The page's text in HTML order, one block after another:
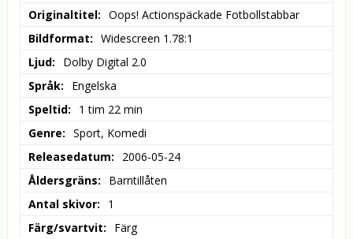
Originaltitel
Oops! Actionspäckade Fotbollstabbar
Bildformat
Widescreen 1.78:1
Ljud
Dolby Digital 2.0
Språk
Engelska
Speltid
1 tim 22 min
Genre
Sport, Komedi
Releasedatum
2006-05-24
Åldersgräns
Barntillåten
Antal skivor
1
Färg/svartvit
Färg